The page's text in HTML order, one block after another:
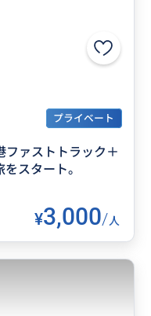
プライベート
ファストトラック＋
スタート。
¥3,000/人